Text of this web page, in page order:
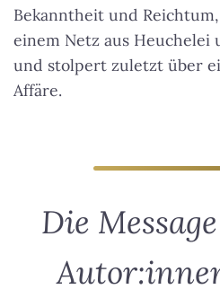
Bekanntheit und
einem Netz aus Heuchelei
und stolpert zuletzt über
Affäre.
Die